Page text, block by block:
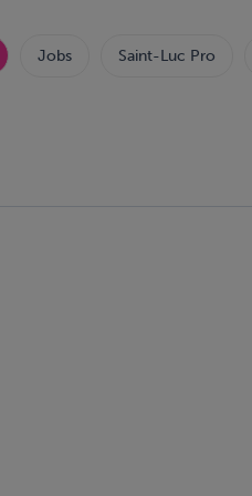
Jobs Saint-Luc Pro